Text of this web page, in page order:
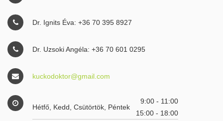
Dr. Ignits Éva: +36 70 395 8927
Dr. Uzsoki Angéla: +36 70 601 0295
kuckodoktor@gmail.com
Hétfő, Kedd, Csütörtök, Péntek
9:00 - 11:00
15:00 - 18:00